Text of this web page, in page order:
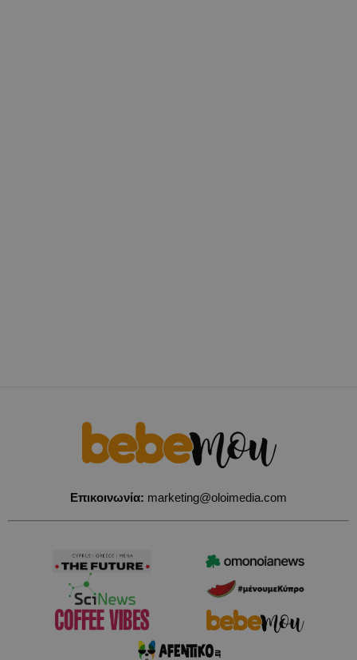
Επικοινωνία: marketing@oloimedia.com